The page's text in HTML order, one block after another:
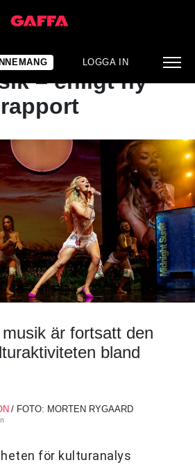
LOGGA IN
NYHET
svenskarna
– enligt ny
rapport
är fortsatt den
bland
/ FOTO: MORTEN RYGAARD
för kulturanalys